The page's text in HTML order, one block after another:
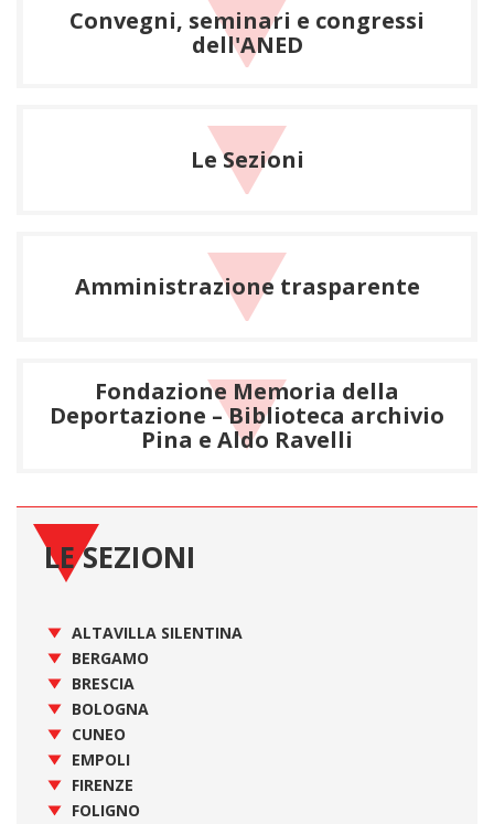
Convegni, seminari e congressi
dell'ANED
Le Sezioni
Amministrazione trasparente
Fondazione Memoria della
Deportazione – Biblioteca archivio
Pina e Aldo Ravelli
LE SEZIONI
ALTAVILLA SILENTINA
BERGAMO
BRESCIA
BOLOGNA
CUNEO
EMPOLI
FIRENZE
FOLIGNO